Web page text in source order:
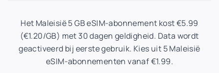
Het Maleisië 5 GB eSIM-abonnement kost €5.99
(€1.20/GB) met 30 dagen geldigheid. Data wordt
geactiveerd bij eerste gebruik. Kies uit 5 Maleisië
eSIM-abonnementen vanaf €1.99.